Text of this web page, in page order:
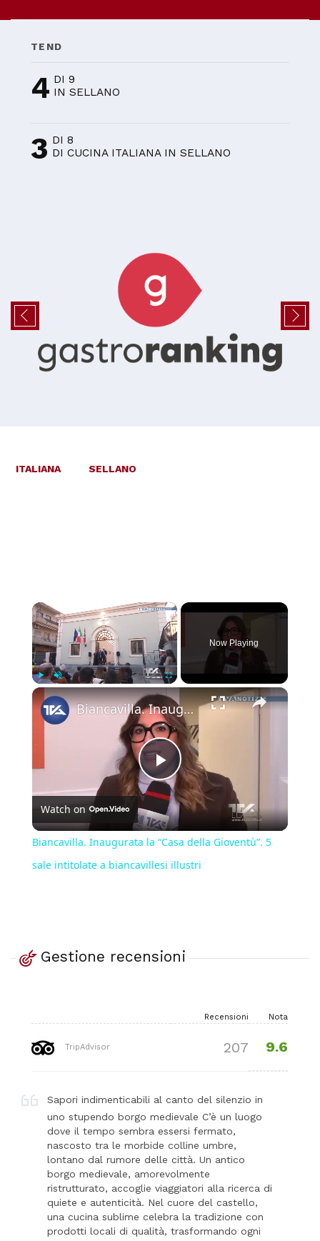
TEND
4 DI 9
IN SELLANO
3 DI 8
DI CUCINA ITALIANA IN SELLANO
ITALIANA SELLANO
×
Play Unmute Fullscreen
Now Playing
×
Play
Video
Biancavilla. Inaugurata la “Casa della Gioventù”. 5 sale intitolate a biancavillesi illustri
Watch on
Biancavilla. Inaugurata la “Casa della Gioventù”. 5
sale intitolate a biancavillesi illustri
Gestione recensioni
Recensioni Nota
TripAdvisor 207 9.6
Sapori indimenticabili al canto del silenzio in
uno stupendo borgo medievale C’è un luogo
dove il tempo sembra essersi fermato,
nascosto tra le morbide colline umbre,
lontano dal rumore delle città. Un antico
borgo medievale, amorevolmente
ristrutturato, accoglie viaggiatori alla ricerca di
quiete e autenticità. Nel cuore del castello,
una cucina sublime celebra la tradizione con
prodotti locali di qualità, trasformando ogni